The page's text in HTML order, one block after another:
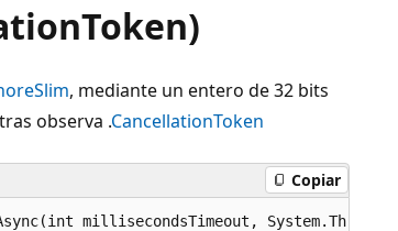
, mediante un entero de 32 bits
observa .CancellationToken
Copiar
millisecondsTimeout,